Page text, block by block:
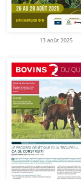
13 août 2025